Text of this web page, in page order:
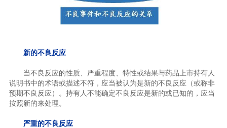
新的不良反应
当不良反应的性质、严重程度、特性或结果与药品上市持有人
说明书中的术语或描述不符，应当被认为是新的不良反应（或称非
预期不良反应）。持有人不能确定不良反应是新的或已知的，应当
按照新的来处理。
严重的不良反应